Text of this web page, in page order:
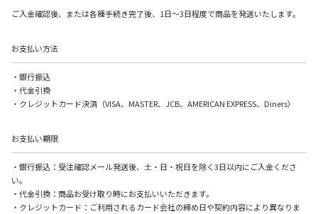
ご入金確認後、または各種手続き完了後、1日～3日程度で商品を発送いたします。
お支払い方法
・銀行振込
・代金引換
・クレジットカード決済（VISA、MASTER、JCB、AMERICAN EXPRESS、Diners）
お支払い期限
・銀行振込：受注確認メール発送後、土・日・祝日を除く3日以内にご入金くださ
い。
・代金引換：商品お受け取り時にお支払いいただきます。
・クレジットカード：ご利用されるカード会社の締め日や契約内容により異なりま